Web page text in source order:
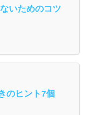
いためのコツ
のヒント7個